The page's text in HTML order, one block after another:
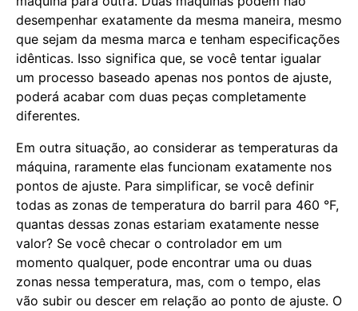
desempenhar exatamente da mesma maneira, mesmo
que sejam da mesma marca e tenham especificações
idênticas. Isso significa que, se você tentar igualar
um processo baseado apenas nos pontos de ajuste,
poderá acabar com duas peças completamente
diferentes.
Em outra situação, ao considerar as temperaturas da
máquina, raramente elas funcionam exatamente nos
pontos de ajuste. Para simplificar, se você definir
todas as zonas de temperatura do barril para 460 °F,
quantas dessas zonas estariam exatamente nesse
valor? Se você checar o controlador em um
momento qualquer, pode encontrar uma ou duas
zonas nessa temperatura, mas, com o tempo, elas
vão subir ou descer em relação ao ponto de ajuste. O